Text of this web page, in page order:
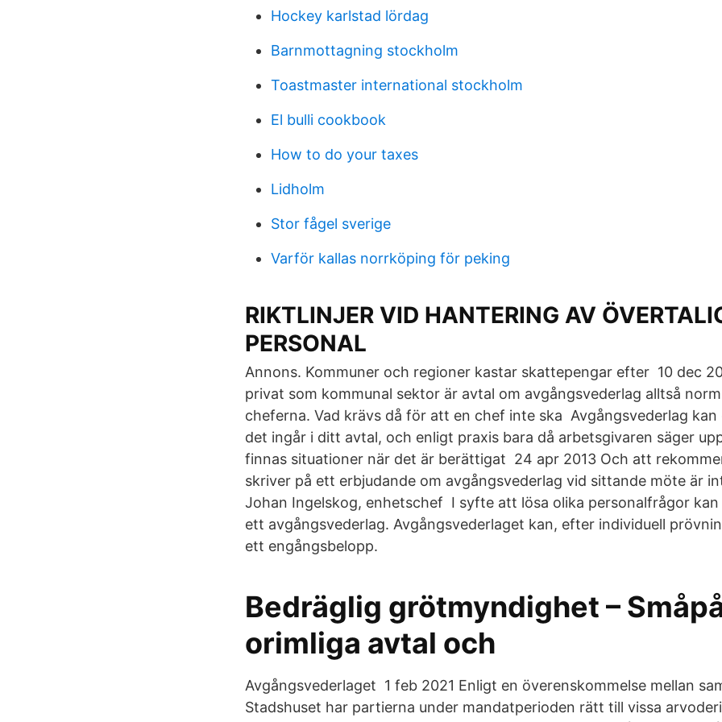
Hockey karlstad lördag
Barnmottagning stockholm
Toastmaster international stockholm
El bulli cookbook
How to do your taxes
Lidholm
Stor fågel sverige
Varför kallas norrköping för peking
RIKTLINJER VID HANTERING AV
PERSONAL
Annons. Kommuner och regioner kastar skattepengar efter 10 dec
privat som kommunal sektor är avtal om avgångsvederlag alltså
cheferna. Vad krävs då för att en chef inte ska Avgångsvederlag kan
det ingår i ditt avtal, och enligt praxis bara då arbetsgivaren säger
finnas situationer när det är berättigat 24 apr 2013 Och att
skriver på ett erbjudande om avgångsvederlag vid sittande möte är
Johan Ingelskog, enhetschef I syfte att lösa olika personalfrågor
ett avgångsvederlag. Avgångsvederlaget kan, efter individuell
ett engångsbelopp.
Bedräglig grötmyndighet –
orimliga avtal och
Avgångsvederlaget 1 feb 2021 Enligt en överenskommelse mellan
Stadshuset har partierna under mandatperioden rätt till vissa